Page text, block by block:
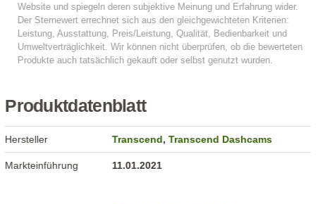
Produktdatenblatt
Hersteller Transcend,Transcend Dashcams
Markteinführung 11.01.2021